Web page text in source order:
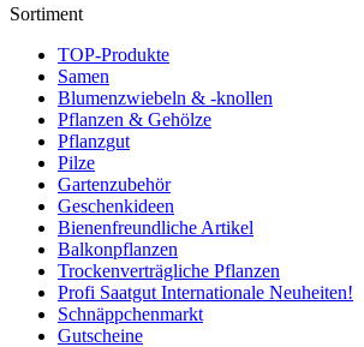
Sortiment
TOP-Produkte
Samen
Blumenzwiebeln & -knollen
Pflanzen & Gehölze
Pflanzgut
Pilze
Gartenzubehör
Geschenkideen
Bienenfreundliche Artikel
Balkonpflanzen
Trockenverträgliche Pflanzen
Profi Saatgut Internationale Neuheiten!
Schnäppchenmarkt
Gutscheine